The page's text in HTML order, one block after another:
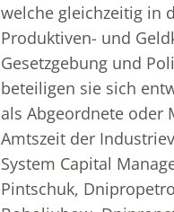
welche gleichzeitig in
Produktiven- und
Gesetzgebung und
beteiligen sie sich
als Abgeordnete oder
Amtszeit der
System Capital
Pintschuk,